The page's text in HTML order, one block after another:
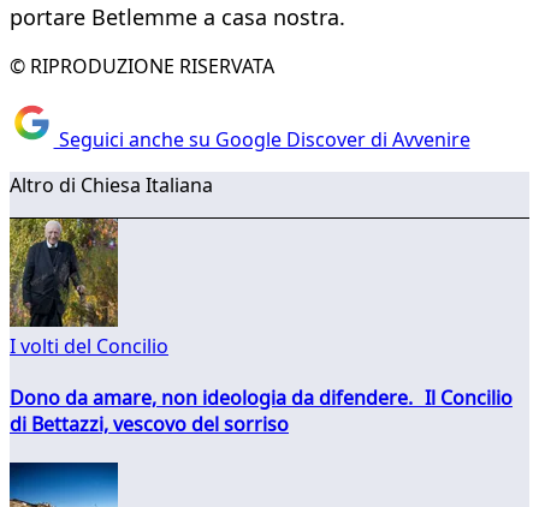
portare Betlemme a casa nostra.
© RIPRODUZIONE RISERVATA
Seguici anche su Google Discover di Avvenire
Altro di Chiesa Italiana
I volti del Concilio
Dono da amare, non ideologia da difendere. Il Concilio
di Bettazzi, vescovo del sorriso